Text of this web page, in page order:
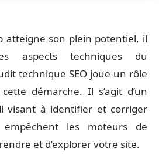
atteigne son plein potentiel, il
aspects techniques du
technique SEO joue un rôle
démarche. Il s’agit d’un
visant à identifier et corriger
les moteurs de
et d’explorer votre site.